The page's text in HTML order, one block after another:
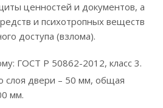
ценностей и документов, а
и психотропных веществ
доступа (взлома).
ГОСТ Р 50862-2012, класс 3.
слоя двери – 50 мм, общая
мм.